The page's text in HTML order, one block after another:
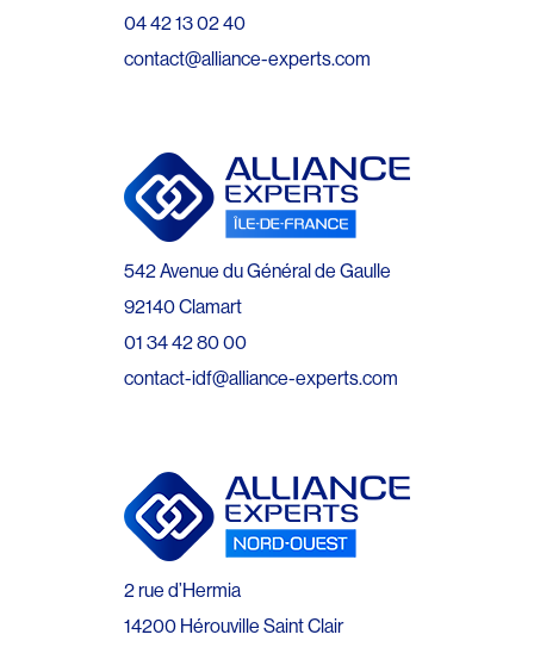
04 42 13 02 40
contact@alliance-experts.com
542 Avenue du Général de Gaulle
92140 Clamart
01 34 42 80 00
contact-idf@alliance-experts.com
2 rue d’Hermia
14200 Hérouville Saint Clair